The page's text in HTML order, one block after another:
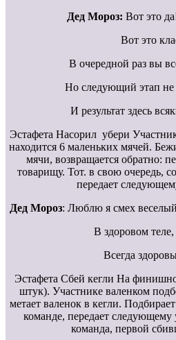
Дед Мороз: Вот это
Вот это
В очередной раз вы
Но следующий этап не
И результат здесь
Эстафета Насорил убери
находится 6 маленьких мячей.
мячи, возвращается обратно:
товарищу. Тот. в свою очередь,
передает
Дед Мороз: Люблю я смех
В здоровом теле,
Всегда
Эстафета Сбей кегли На
штук). Участнике валенком
метает валенок в кегли.
команде, передает
команда, первой